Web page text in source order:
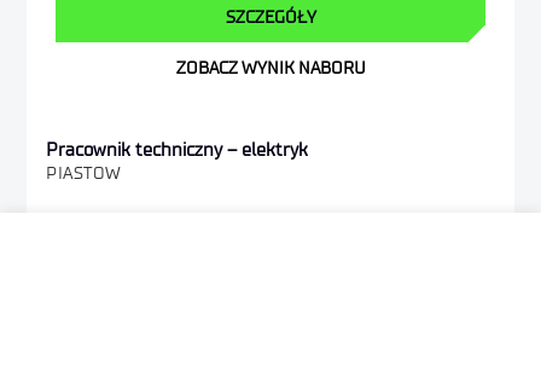
SZCZEGÓŁY
ZOBACZ WYNIK NABORU
Pracownik techniczny – elektryk
PIASTOW